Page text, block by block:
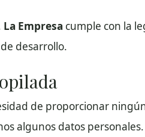
La Empresa cumple con la
desarrollo.
de proporcionar
algunos datos